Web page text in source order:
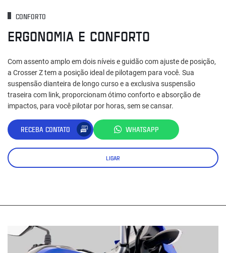
CONFORTO
ERGONOMIA E CONFORTO
Com assento amplo em dois níveis e guidão com ajuste de posição,
a Crosser Z tem a posição ideal de pilotagem para você. Sua
suspensão dianteira de longo curso e a exclusiva suspensão
traseira com link, proporcionam ótimo conforto e absorção de
impactos, para você pilotar por horas, sem se cansar.
RECEBA CONTATO WHATSAPP
LIGAR